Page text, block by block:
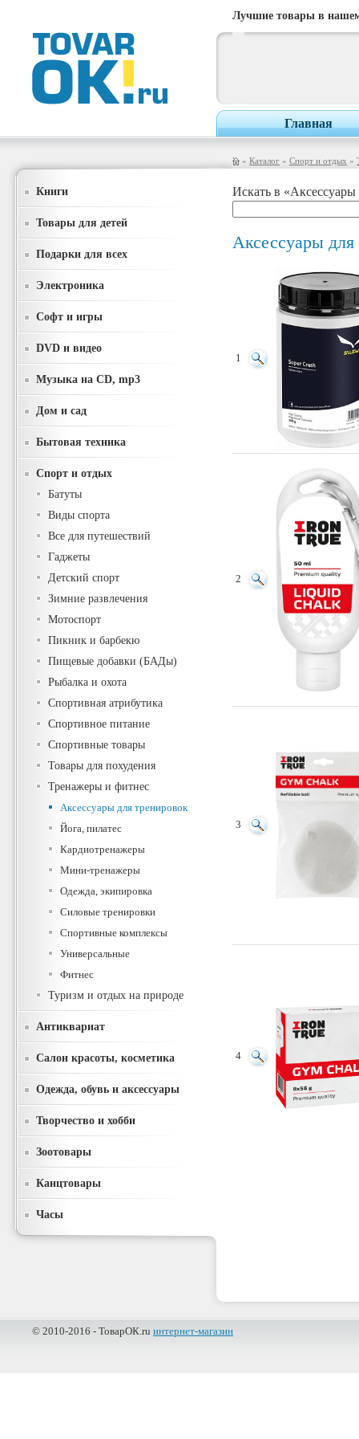
Лучшие товары в
Главная
» Каталог » Спорт и отдых »
Книги
Товары для детей
Подарки для всех
Электроника
Софт и игры
DVD и видео
Музыка на CD, mp3
Дом и сад
Бытовая техника
Спорт и отдых
Батуты
Виды спорта
Все для путешествий
Гаджеты
Детский спорт
Зимние развлечения
Мотоспорт
Пикник и барбекю
Пищевые добавки (БАДы)
Рыбалка и охота
Спортивная атрибутика
Спортивное питание
Спортивные товары
Товары для похудения
Тренажеры и фитнес
Аксессуары для тренировок
Йога, пилатес
Кардиотренажеры
Мини-тренажеры
Одежда, экипировка
Силовые тренировки
Спортивные комплексы
Универсальные
Фитнес
Туризм и отдых на природе
Антиквариат
Салон красоты, косметика
Одежда, обувь и аксессуары
Творчество и хобби
Зоотовары
Канцтовары
Часы
Искать в
Аксессуары для
1
2
3
4
© 2010-2016 - ТоварОК.ru интернет-магазин